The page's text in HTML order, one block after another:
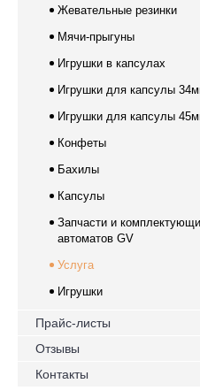
Жевательные резинки
Мячи-прыгуны
Игрушки в капсулах
Игрушки для капсулы
Игрушки для капсулы
Конфеты
Бахилы
Капсулы
Запчасти и
автоматов GV
Услуга
Игрушки
Прайс-листы
Отзывы
Контакты